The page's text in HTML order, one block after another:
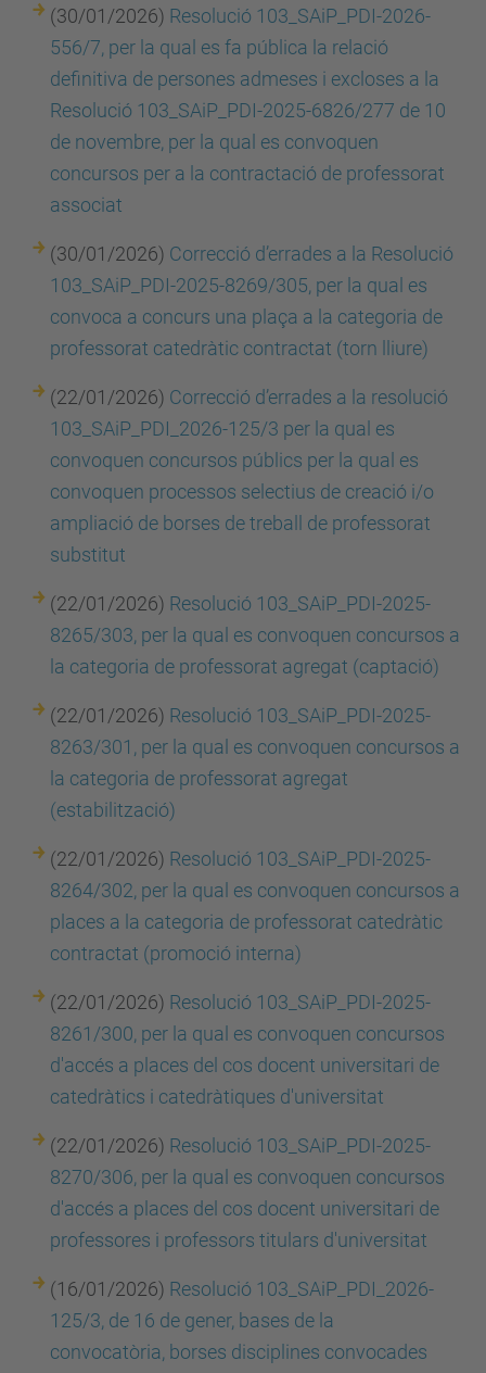
(30/01/2026) Resolució 103_SAiP_PDI-2026-
556/7, per la qual es fa pública la relació
definitiva de persones admeses i excloses a la
Resolució 103_SAiP_PDI-2025-6826/277 de 10
de novembre, per la qual es convoquen
concursos per a la contractació de professorat
associat
(30/01/2026) Correcció d’errades a la Resolució
103_SAiP_PDI-2025-8269/305, per la qual es
convoca a concurs una plaça a la categoria de
professorat catedràtic contractat (torn lliure)
(22/01/2026) Correcció d’errades a la resolució
103_SAiP_PDI_2026-125/3 per la qual es
convoquen concursos públics per la qual es
convoquen processos selectius de creació i/o
ampliació de borses de treball de professorat
substitut
(22/01/2026) Resolució 103_SAiP_PDI-2025-
8265/303, per la qual es convoquen concursos a
la categoria de professorat agregat (captació)
(22/01/2026) Resolució 103_SAiP_PDI-2025-
8263/301, per la qual es convoquen concursos a
la categoria de professorat agregat
(estabilització)
(22/01/2026) Resolució 103_SAiP_PDI-2025-
8264/302, per la qual es convoquen concursos a
places a la categoria de professorat catedràtic
contractat (promoció interna)
(22/01/2026) Resolució 103_SAiP_PDI-2025-
8261/300, per la qual es convoquen concursos
d'accés a places del cos docent universitari de
catedràtics i catedràtiques d'universitat
(22/01/2026) Resolució 103_SAiP_PDI-2025-
8270/306, per la qual es convoquen concursos
d'accés a places del cos docent universitari de
professores i professors titulars d'universitat
(16/01/2026) Resolució 103_SAiP_PDI_2026-
125/3, de 16 de gener, bases de la
convocatòria, borses disciplines convocades